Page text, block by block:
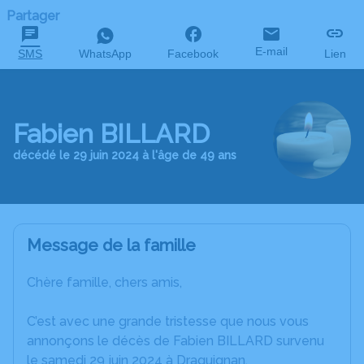
Partager
SMS WhatsApp Facebook E-mail Lien
Fabien BILLARD
décédé le 29 juin 2024 à l'âge de 49 ans
Message de la famille
Chère famille, chers amis,
C’est avec une grande tristesse que nous vous
annonçons le décès de Fabien BILLARD survenu
le samedi 29 juin 2024 à Draguignan.